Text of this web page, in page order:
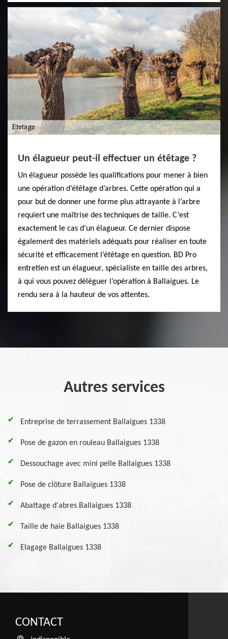
Un élagueur peut-il effectuer un étêtage ?
Un élagueur possède les qualifications pour mener à bien
une opération d’étêtage d’arbres. Cette opération qui a
pour but de donner une forme plus attrayante à l’arbre
requiert une maîtrise des techniques de taille. C’est
exactement le cas d’un élagueur. Ce dernier dispose
également des matériels adéquats pour réaliser en toute
sécurité et efficacement l’étêtage en question. BD Pro
entretien est un élagueur, spécialiste en taille des arbres,
à qui vous pouvez déléguer l’opération à Ballaigues. Le
rendu sera à la hauteur de vos attentes.
Autres services
Entreprise de terrassement Ballaigues 1338
Pose de gazon en rouleau Ballaigues 1338
Dessouchage avec mini pelle Ballaigues 1338
Pose de clôture Ballaigues 1338
Abattage d'abres Ballaigues 1338
Taille de haie Ballaigues 1338
Elagage Ballaigues 1338
CONTACT